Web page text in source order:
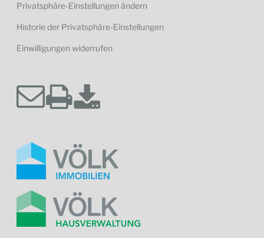
Privatsphäre-Einstellungen ändern
Historie der Privatsphäre-Einstellungen
Einwilligungen widerrufen